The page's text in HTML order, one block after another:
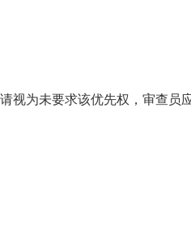
视为未要求该优先权，审查员